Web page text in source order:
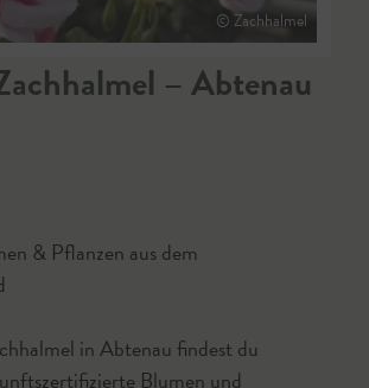
© Zachhalmel
– Abtenau
& Pflanzen aus dem
in Abtenau findest du
Blumen und